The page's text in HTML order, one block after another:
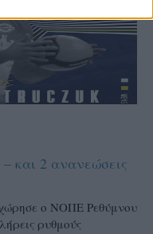
και 2 ανανεώσεις
ο ΝΟΠΕ Ρεθύμνου
ρυθμούς